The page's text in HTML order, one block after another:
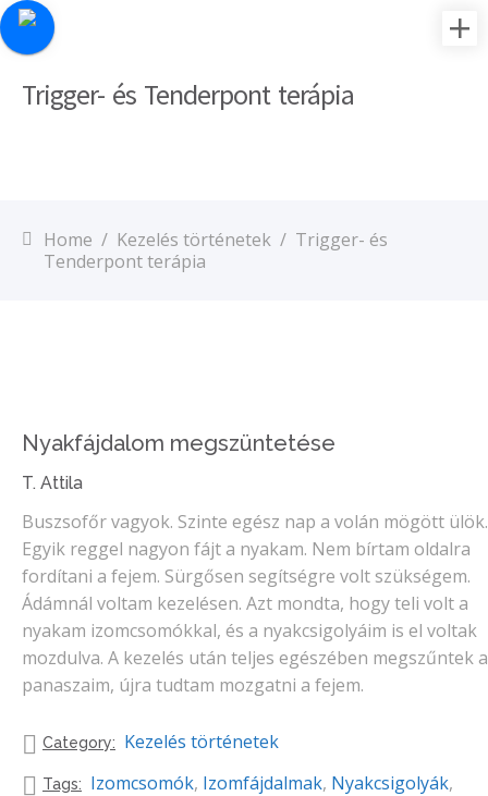
Trigger- és Tenderpont terápia
Home / Kezelés történetek / Trigger- és
Tenderpont terápia
Nyakfájdalom megszüntetése
T. Attila
Buszsofőr vagyok. Szinte egész nap a volán mögött ülök.
Egyik reggel nagyon fájt a nyakam. Nem bírtam oldalra
fordítani a fejem. Sürgősen segítségre volt szükségem.
Ádámnál voltam kezelésen. Azt mondta, hogy teli volt a
nyakam izomcsomókkal, és a nyakcsigolyáim is el voltak
mozdulva. A kezelés után teljes egészében megszűntek a
panaszaim, újra tudtam mozgatni a fejem.
Category: Kezelés történetek
Tags: Izomcsomók, Izomfájdalmak, Nyakcsigolyák,